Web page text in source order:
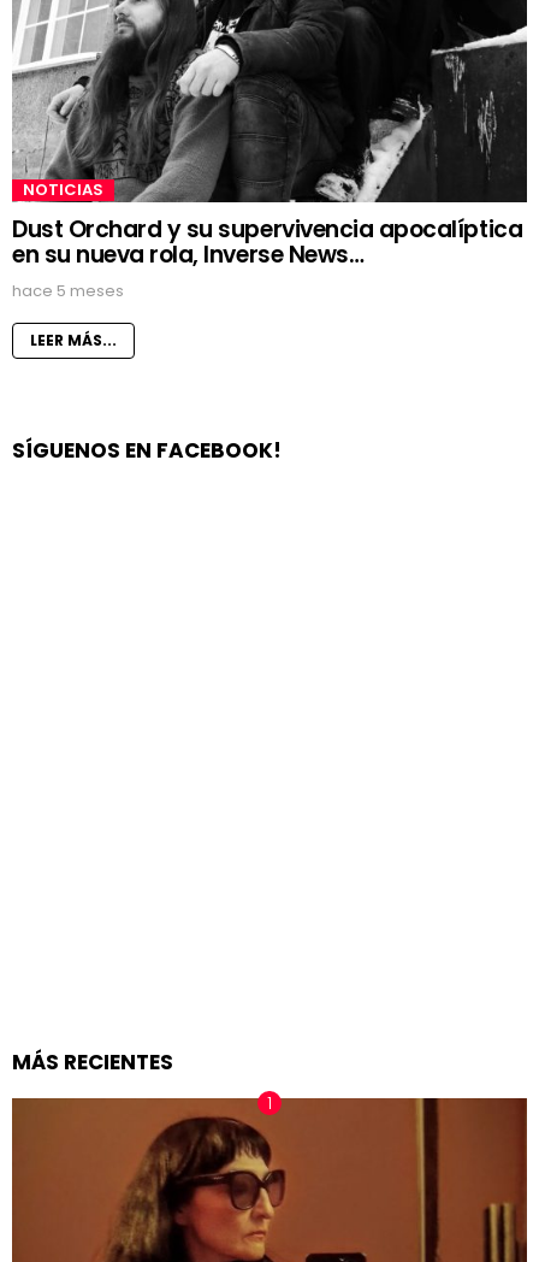
NOTICIAS
Dust Orchard y su supervivencia apocalíptica
en su nueva rola, Inverse News…
hace 5 meses
LEER MÁS...
SÍGUENOS EN FACEBOOK!
MÁS RECIENTES